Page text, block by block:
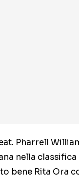
Pharrell
nella
bene Rita Ora